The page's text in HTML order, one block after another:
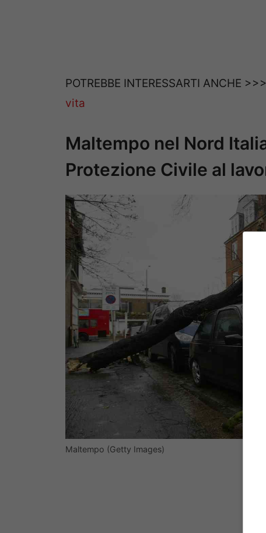
POTREBBE INTERESSARTI ANCHE >>>
vita
Maltempo nel Nord
Protezione Civile al
Maltempo (Getty Images)